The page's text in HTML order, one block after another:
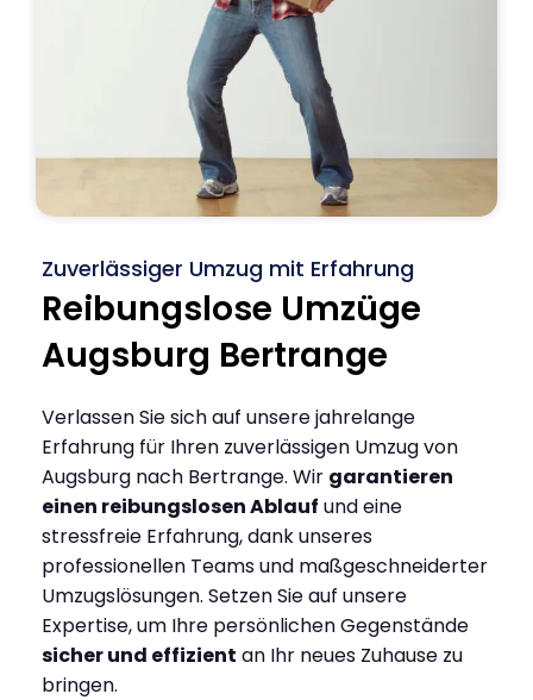
Zuverlässiger Umzug mit Erfahrung
Reibungslose Umzüge
Augsburg Bertrange
Verlassen Sie sich auf unsere jahrelange
Erfahrung für Ihren zuverlässigen Umzug von
Augsburg nach Bertrange. Wir garantieren
einen reibungslosen Ablauf und eine
stressfreie Erfahrung, dank unseres
professionellen Teams und maßgeschneiderter
Umzugslösungen. Setzen Sie auf unsere
Expertise, um Ihre persönlichen Gegenstände
sicher und effizient an Ihr neues Zuhause zu
bringen.